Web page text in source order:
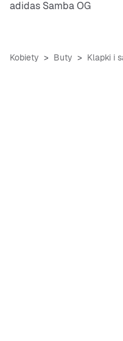
adidas Samba OG
Kobiety Buty Klapki i